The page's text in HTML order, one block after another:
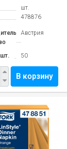
шт.
478876
Австрия
50
В корзину